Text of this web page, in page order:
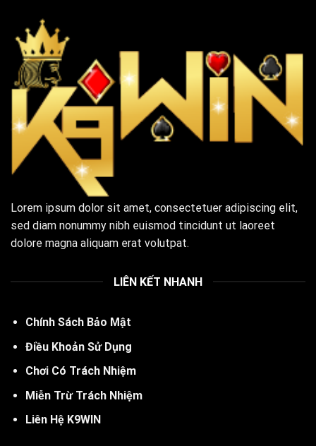
Lorem ipsum dolor sit amet, consectetuer adipiscing elit,
sed diam nonummy nibh euismod tincidunt ut laoreet
dolore magna aliquam erat volutpat.
LIÊN KẾT NHANH
Chính Sách Bảo Mật
Điều Khoản Sử Dụng
Chơi Có Trách Nhiệm
Miễn Trừ Trách Nhiệm
Liên Hệ K9WIN